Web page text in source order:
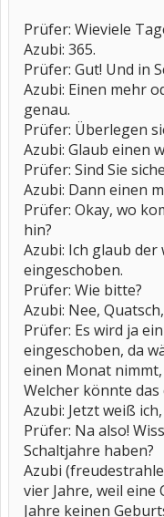
Prüfer: Wieviele
Azubi: 365.
Prüfer: Gut! Und in
Azubi: Einen mehr
genau.
Prüfer: Überlegen
Azubi: Glaub einen
Prüfer: Sind Sie
Azubi: Dann einen
Prüfer: Okay, wo
hin?
Azubi: Ich glaub
eingeschoben.
Prüfer: Wie bitte?
Azubi: Nee,
Prüfer: Es wird ja
eingeschoben, da
einen Monat
Welcher könnte das
Azubi: Jetzt weiß
Prüfer: Na also!
Schaltjahre haben?
Azubi
vier Jahre, weil eine
Jahre keinen